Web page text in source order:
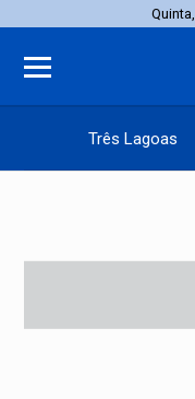
Três Lagoas